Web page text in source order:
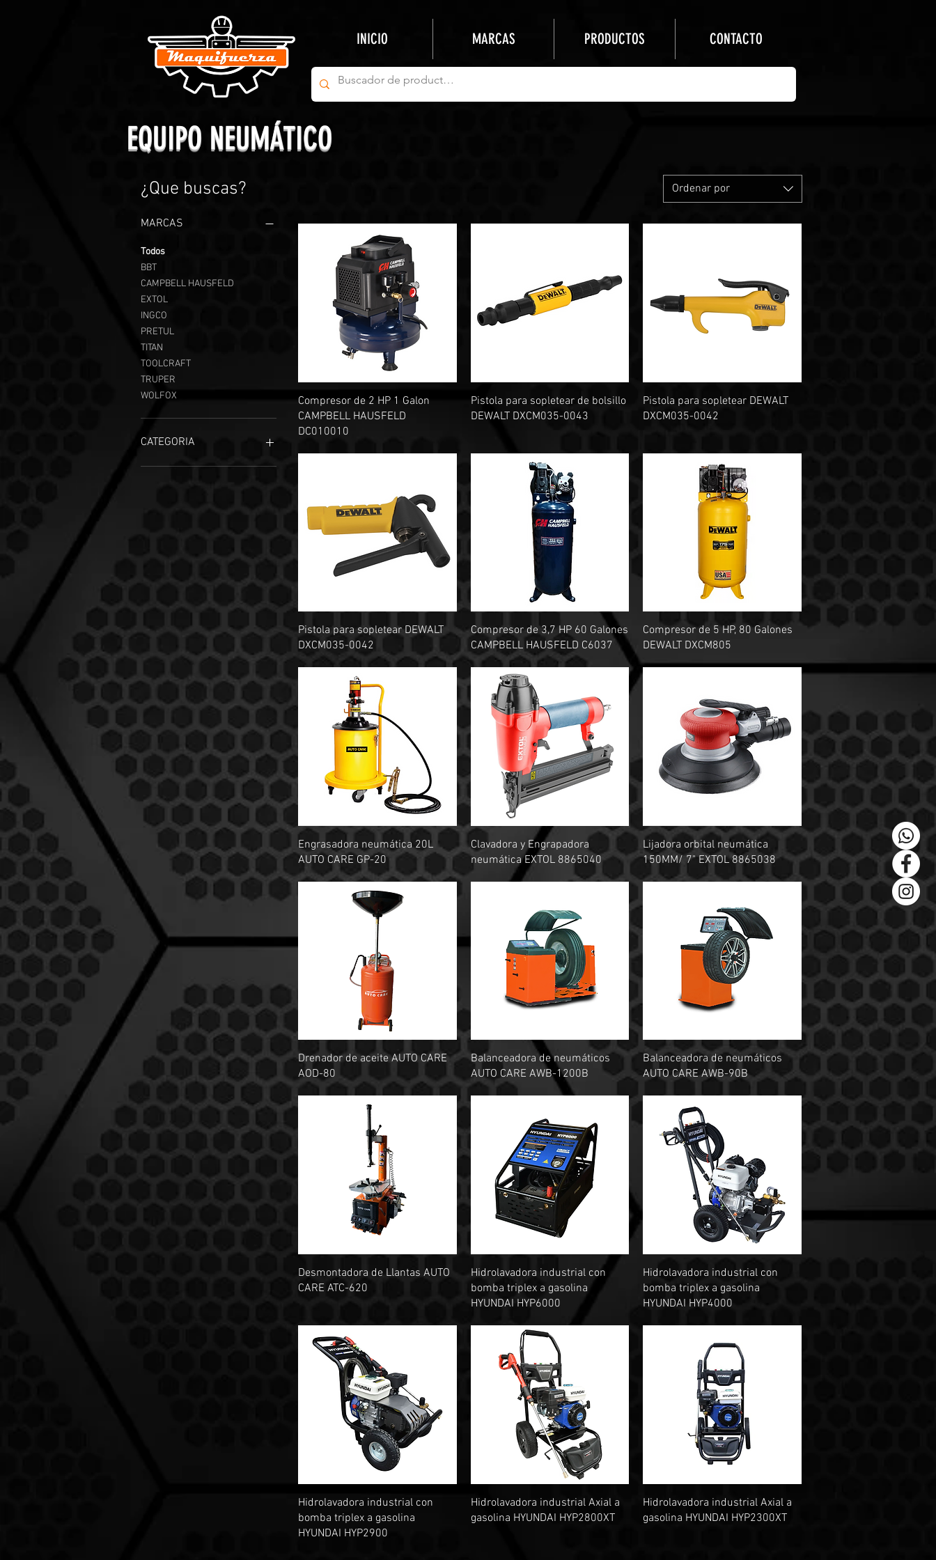
INICIO MARCAS PRODUCTOS CONTACTO
EQUIPO NEUMÁTICO
¿Que buscas?
MARCAS
Todos
BBT
CAMPBELL HAUSFELD
EXTOL
INGCO
PRETUL
TITAN
TOOLCRAFT
TRUPER
WOLFOX
CATEGORIA
ACCESORIOS PARA EQUIPO
COMPRESORES
ENGRAPADORAS
ENGRASADORAS
ESMERILADORES
NEUMATICAS
MARTILLO NEUMATICO
TALADROS NEUMATICOS
PINTURAS AIRLESS
PISTOLAS DE IMPACTO
PISTOLAS PARA LIMPIEZA
PISTOLAS PARA PINTAR
Ordenar por
Vista rápida
Compresor de 2 HP 1 Galon
CAMPBELL HAUSFELD
DC010010
Vista rápida
Pistola para sopletear de bolsillo
DEWALT DXCM035-0043
Vista rápida
Pistola para sopletear DEWALT
DXCM035-0042
Vista rápida
Pistola para sopletear DEWALT
DXCM035-0042
Vista rápida
Compresor de 3,7 HP 60 Galones
CAMPBELL HAUSFELD C6037
Vista rápida
Compresor de 5 HP, 80 Galones
DEWALT DXCM805
Vista rápida
Engrasadora neumática 20L
AUTO CARE GP-20
Vista rápida
Clavadora y Engrapadora
neumática EXTOL 8865040
Vista rápida
Lijadora orbital neumática
150MM/ 7" EXTOL 8865038
Vista rápida
Drenador de aceite AUTO CARE
AOD-80
Vista rápida
Balanceadora de neumáticos
AUTO CARE AWB-1200B
Vista rápida
Balanceadora de neumáticos
AUTO CARE AWB-90B
Vista rápida
Desmontadora de Llantas AUTO
CARE ATC-620
Vista rápida
Hidrolavadora industrial con
bomba triplex a gasolina
HYUNDAI HYP6000
Vista rápida
Hidrolavadora industrial con
bomba triplex a gasolina
HYUNDAI HYP4000
Vista rápida
Hidrolavadora industrial con
bomba triplex a gasolina
HYUNDAI HYP2900
Vista rápida
Hidrolavadora industrial Axial a
gasolina HYUNDAI HYP2800XT
Vista rápida
Hidrolavadora industrial Axial a
gasolina HYUNDAI HYP2300XT